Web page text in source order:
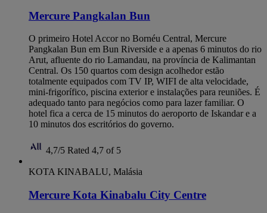
Mercure Pangkalan Bun
O primeiro Hotel Accor no Bornéu Central, Mercure
Pangkalan Bun em Bun Riverside e a apenas 6 minutos do rio
Arut, afluente do rio Lamandau, na província de Kalimantan
Central. Os 150 quartos com design acolhedor estão
totalmente equipados com TV IP, WIFI de alta velocidade,
mini-frigorífico, piscina exterior e instalações para reuniões. É
adequado tanto para negócios como para lazer familiar. O
hotel fica a cerca de 15 minutos do aeroporto de Iskandar e a
10 minutos dos escritórios do governo.
4,7/5 Rated 4,7 of 5
KOTA KINABALU, Malásia
Mercure Kota Kinabalu City Centre